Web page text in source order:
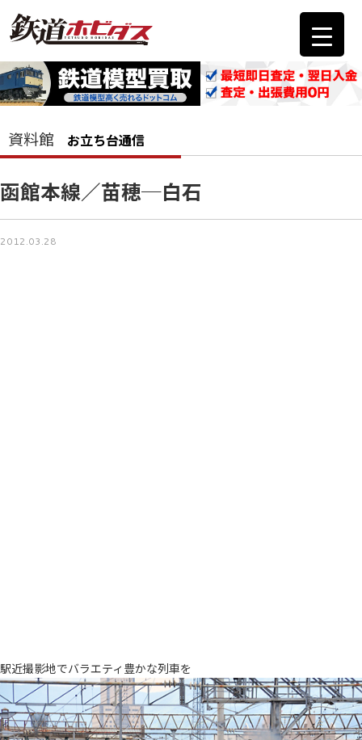
資料館 お立ち台通信
函館本線／苗穂─白石
2012.03.28
駅近撮影地でバラエティ豊かな列車を